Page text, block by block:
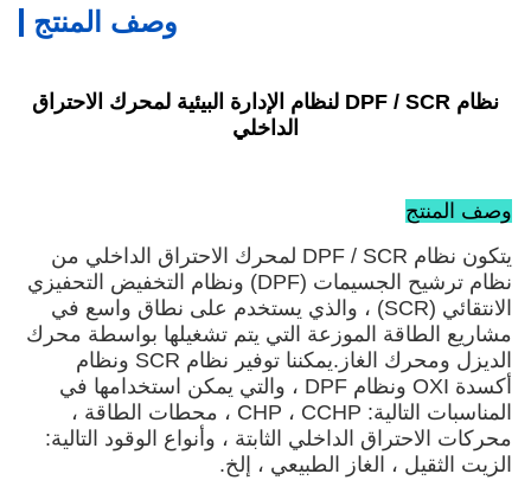
وصف المنتج
نظام DPF / SCR لنظام الإدارة البيئية لمحرك الاحتراق
الداخلي
وصف المنتج
يتكون نظام DPF / SCR لمحرك الاحتراق الداخلي من
نظام ترشيح الجسيمات (DPF) ونظام التخفيض التحفيزي
الانتقائي (SCR) ، والذي يستخدم على نطاق واسع في
مشاريع الطاقة الموزعة التي يتم تشغيلها بواسطة محرك
الديزل ومحرك الغاز.يمكننا توفير نظام SCR ونظام
أكسدة OXI ونظام DPF ، والتي يمكن استخدامها في
المناسبات التالية: CHP ، CCHP ، محطات الطاقة ،
محركات الاحتراق الداخلي الثابتة ، وأنواع الوقود التالية:
الزيت الثقيل ، الغاز الطبيعي ، إلخ.